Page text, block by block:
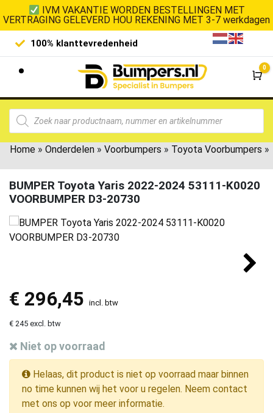
IVM VAKANTIE WORDEN BESTELLINGEN MET
VERTRAGING GELEVERD HOU REKENING MET 3-7 werkdagen
100% klanttevredenheid
0
Home » Onderdelen » Voorbumpers » Toyota Voorbumpers »
BUMPER Toyota Yaris 2022-2024 53111-K0020
VOORBUMPER D3-20730
€ 296,45 incl. btw
€ 245 excl. btw
Niet op voorraad
Helaas, dit product is niet op voorraad maar binnen
no time kunnen wij het voor u regelen. Neem contact
met ons op voor meer informatie.